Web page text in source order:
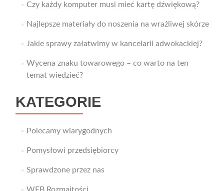
Czy każdy komputer musi mieć kartę dźwiękową?
Najlepsze materiały do noszenia na wrażliwej skórze
Jakie sprawy załatwimy w kancelarii adwokackiej?
Wycena znaku towarowego – co warto na ten
temat wiedzieć?
KATEGORIE
Polecamy wiarygodnych
Pomysłowi przedsiębiorcy
Sprawdzone przez nas